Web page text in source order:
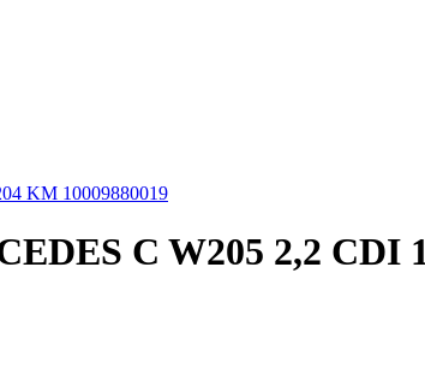
KM 10009880019
C W205 2,2 CDI